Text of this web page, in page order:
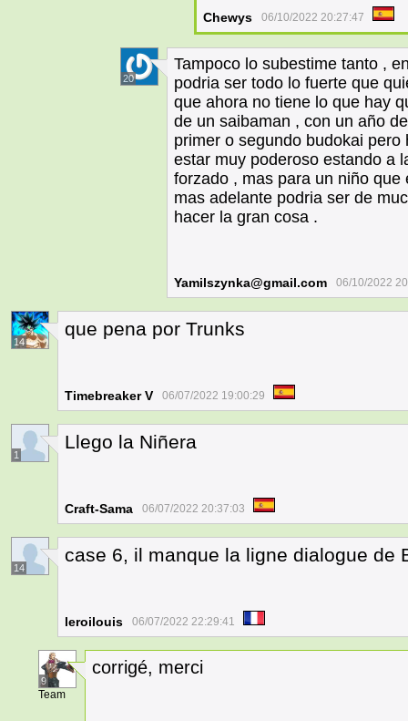
Chewys 06/10/2022 20:27:47
20
Tampoco lo subestime tanto ,
podria ser todo lo fuerte que
que ahora no tiene lo que hay
de un saibaman , con un año
primer o segundo budokai
estar muy poderoso estando a
forzado , mas para un niño
mas adelante podria ser de
hacer la gran cosa .
Yamilszynka@gmail.com 06/10/2022
14
que pena por Trunks
Timebreaker V 06/07/2022 19:00:29
1
Llego la Niñera
Craft-Sama 06/07/2022 20:37:03
14
case 6, il manque la ligne dialogue de
leroilouis 06/07/2022 22:29:41
9
Team
corrigé, merci